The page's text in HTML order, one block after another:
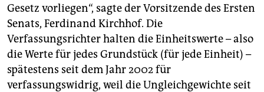
Gesetz vorliegen“, sagte der Vorsitzende des Ersten
Senats, Ferdinand Kirchhof. Die
Verfassungsrichter halten die Einheitswerte – also
die Werte für jedes Grundstück (für jede Einheit) –
spätestens seit dem Jahr 2002 für
verfassungswidrig, weil die Ungleichgewichte seit